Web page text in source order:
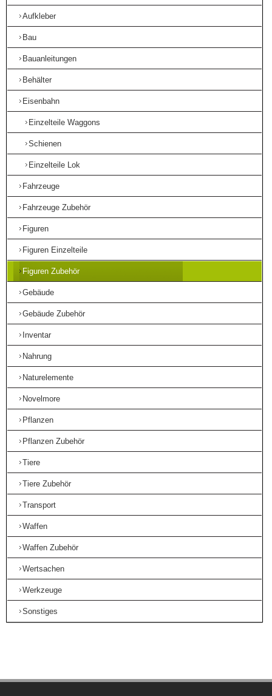
Aufkleber
Bau
Bauanleitungen
Behälter
Eisenbahn
Einzelteile Waggons
Schienen
Einzelteile Lok
Fahrzeuge
Fahrzeuge Zubehör
Figuren
Figuren Einzelteile
Figuren Zubehör
Gebäude
Gebäude Zubehör
Inventar
Nahrung
Naturelemente
Novelmore
Pflanzen
Pflanzen Zubehör
Tiere
Tiere Zubehör
Transport
Waffen
Waffen Zubehör
Wertsachen
Werkzeuge
Sonstiges